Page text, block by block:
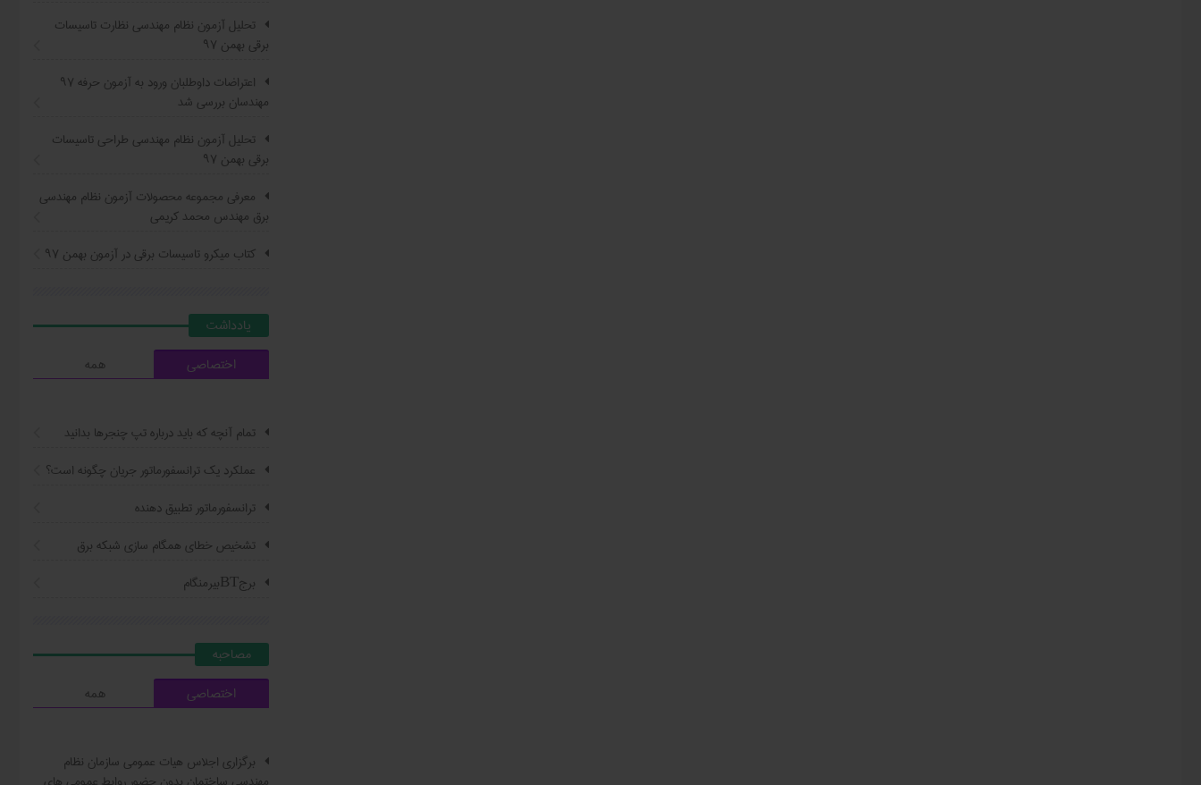
تحلیل آزمون نظام مهندسی نظارت تاسیسات
برقی بهمن ۹۷
اعتراضات داوطلبان ورود به آزمون حرفه ٩٧
مهندسان بررسی شد
تحلیل آزمون نظام مهندسی طراحی تاسیسات
برقی بهمن ۹۷
معرفی مجموعه محصولات آزمون نظام مهندسی
برق مهندس محمد کریمی
کتاب ميکرو تاسيسات برقي در آزمون بهمن ۹۷
يادداشت
اختصاصی
همه
تمام آنچه که باید درباره تپ چنجرها بدانید
عملکرد یک ترانسفورماتور جریان چگونه است؟
ترانسفورماتور تطبیق دهنده
تشخیص خطای همگام سازی شبکه برق
برجBTبیرمنگام
مصاحبه
اختصاصی
همه
برگزاری اجلاس هیات عمومی سازمان نظام